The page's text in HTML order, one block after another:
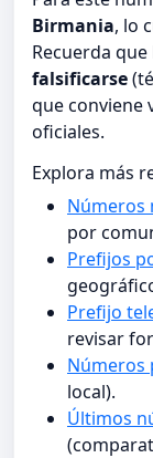
Birmania, lo
Recuerda que
falsificarse
que conviene
oficiales.
Explora más
Números
por
Prefijos
Prefijo
revisar
Números
local).
Últimos